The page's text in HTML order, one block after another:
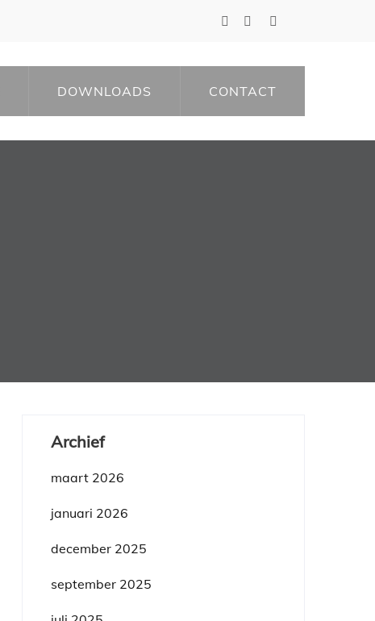
DOWNLOADS CONTACT
Archief
maart 2026
januari 2026
december 2025
september 2025